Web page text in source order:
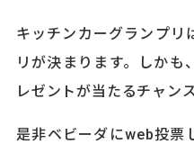
キッチンカーグランプリ
リが決まります。しかも
レゼントが当たるチャン
是非ベビーダにweb投票